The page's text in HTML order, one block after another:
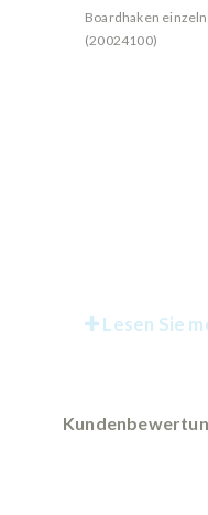
Boardhaken
(20024100)
Lesen Sie